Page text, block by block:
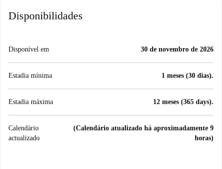
Disponibilidades
Disponível em 30 de novembro de 2026
Estadia mínima 1 meses (30 dias).
Estadia máxima 12 meses (365 days).
Calendário
actualizado
(Calendário atualizado há aproximadamente 9
horas)